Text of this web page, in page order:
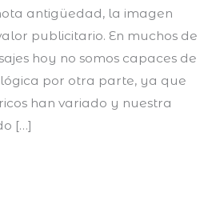
antigüedad, la imagen
publicitario. En muchos de
hoy no somos capaces de
por otra parte, ya que
han variado y nuestra
[…]